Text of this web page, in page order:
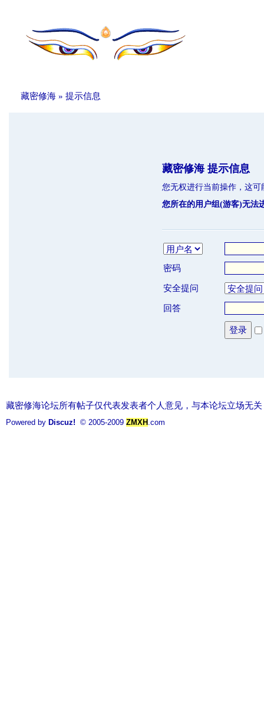
藏密修海» 提示信息
藏密修海 提示信息
您无权进行当前操作，这
您所在的用户组(游客)无法
密码
安全提问
回答
登录
藏密修海论坛所有帖子仅代表发表者个人意见，与本论坛立场无关
Powered by Discuz! © 2005-2009 ZMXH .com